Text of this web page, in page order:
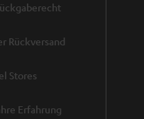
Rückversand
Stores
Erfahrung